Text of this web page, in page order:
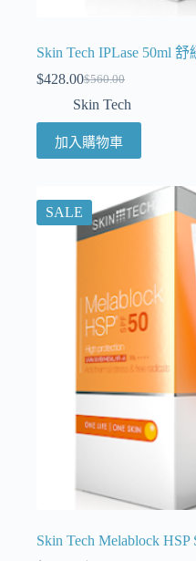
Skin Tech IPLase 50ml
$560.00
$428.00
Skin Tech
加入購物車
SALE
Skin Tech Melablock HSP